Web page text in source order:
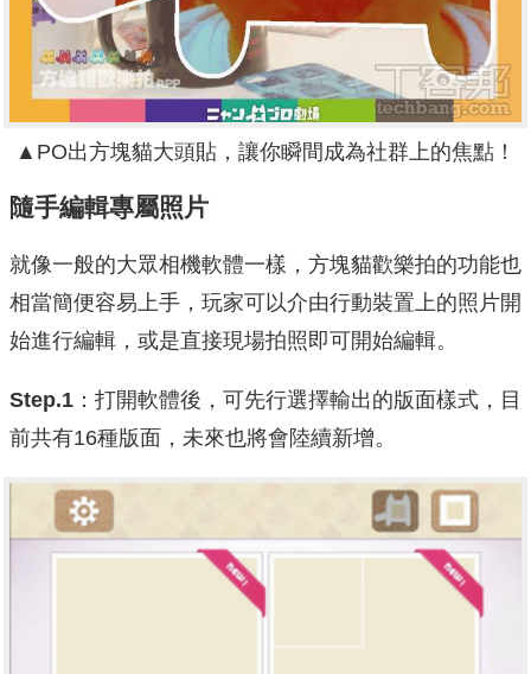
▲PO出方塊貓大頭貼，讓你瞬間成為社群上的焦點！
隨手編輯專屬照片
就像一般的大眾相機軟體一樣，方塊貓歡樂拍的功能也
相當簡便容易上手，玩家可以介由行動裝置上的照片開
始進行編輯，或是直接現場拍照即可開始編輯。
Step.1 ：打開軟體後，可先行選擇輸出的版面樣式，目
前共有16種版面，未來也將會陸續新增。